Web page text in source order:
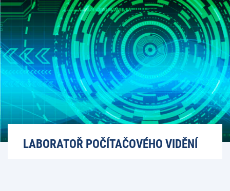
LABORATOŘ POČÍTAČOVÉHO VIDĚNÍ